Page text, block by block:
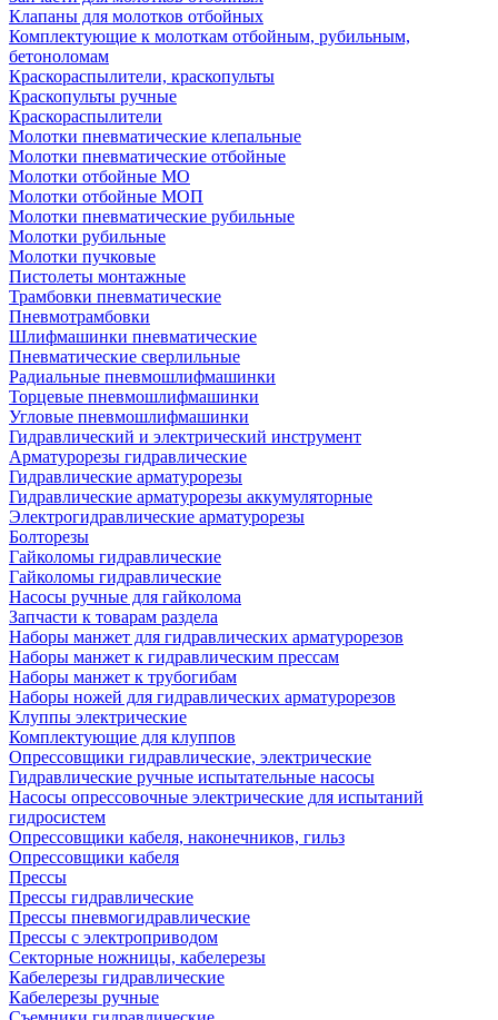
Клапаны для молотков отбойных
Комплектующие к молоткам отбойным, рубильным,
бетоноломам
Краскораспылители, краскопульты
Краскопульты ручные
Краскораспылители
Молотки пневматические клепальные
Молотки пневматические отбойные
Молотки отбойные МО
Молотки отбойные МОП
Молотки пневматические рубильные
Молотки рубильные
Молотки пучковые
Пистолеты монтажные
Трамбовки пневматические
Пневмотрамбовки
Шлифмашинки пневматические
Пневматические сверлильные
Радиальные пневмошлифмашинки
Торцевые пневмошлифмашинки
Угловые пневмошлифмашинки
Гидравлический и электрический инструмент
Арматурорезы гидравлические
Гидравлические арматурорезы
Гидравлические арматурорезы аккумуляторные
Электрогидравлические арматурорезы
Болторезы
Гайколомы гидравлические
Гайколомы гидравлические
Насосы ручные для гайколома
Запчасти к товарам раздела
Наборы манжет для гидравлических арматурорезов
Наборы манжет к гидравлическим прессам
Наборы манжет к трубогибам
Наборы ножей для гидравлических арматурорезов
Клуппы электрические
Комплектующие для клуппов
Опрессовщики гидравлические, электрические
Гидравлические ручные испытательные насосы
Насосы опрессовочные электрические для испытаний
гидросистем
Опрессовщики кабеля, наконечников, гильз
Опрессовщики кабеля
Прессы
Прессы гидравлические
Прессы пневмогидравлические
Прессы с электроприводом
Секторные ножницы, кабелерезы
Кабелерезы гидравлические
Кабелерезы ручные